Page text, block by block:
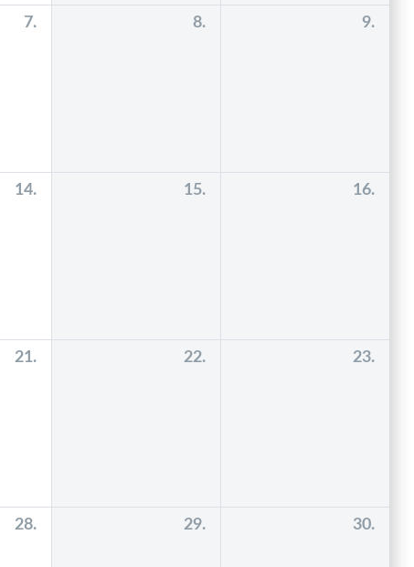
7. 8. 9.
14. 15. 16.
21. 22. 23.
28. 29. 30.